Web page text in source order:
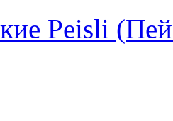
Peisli